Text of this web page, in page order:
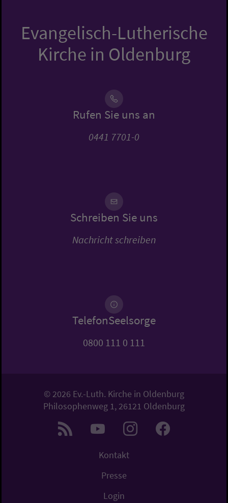
Evangelisch-Lutherische
Kirche in Oldenburg
Rufen Sie uns an
0441 7701-0
Schreiben Sie uns
Nachricht schreiben
TelefonSeelsorge
0800 111 0 111
© 2026 Ev.-Luth. Kirche in Oldenburg
Philosophenweg 1, 26121 Oldenburg
Kontakt
Presse
Login